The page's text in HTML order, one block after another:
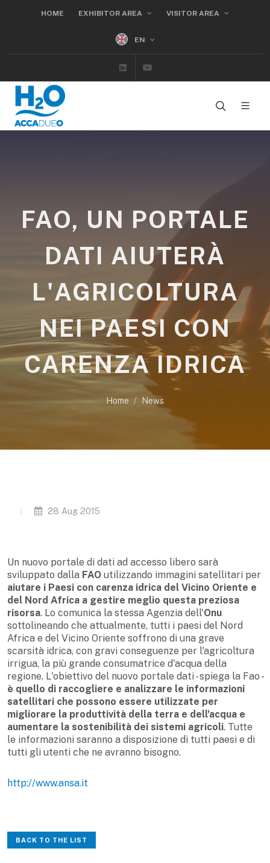
HOME EXHIBITOR AREA VISITOR AREA
EN
Linkedin
FAO, UN PORTALE
DATI AIUTERÀ
L'AGRICOLTURA
NEI PAESI CON
CARENZA IDRICA
Home News
28 Aug 2015
Un nuovo portale di dati ad accesso libero sarà
sviluppato dalla FAO utilizzando immagini satellitari per
aiutare i Paesi con carenza idrica del Vicino Oriente e
del Nord Africa a gestire meglio questa preziosa
risorsa. Lo comunica la stessa Agenzia dell'Onu
sottolineando che attualmente, tutti i paesi del Nord
Africa e del Vicino Oriente soffrono di una grave
scarsità idrica, con gravi conseguenze per l'agricoltura
irrigua, la più grande consumatrice d'acqua della
regione. L'obiettivo del nuovo portale dati - spiega la Fao -
è quello di raccogliere e analizzare le informazioni
satellitari che possono essere utilizzate per
migliorare la produttività della terra e dell'acqua e
aumentare la sostenibilità dei sistemi agricoli. Tutte
le informazioni saranno a disposizione di tutti paesi e di
tutti gli utenti che ne avranno bisogno.
http://www.ansa.it
BACK TO THE LIST